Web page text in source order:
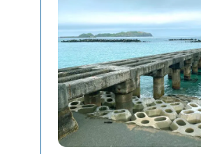
新島村博物館は、新島の
化を深く知ることができ
す。観光の前に立ち寄る
在がより充実したものに
コーガ石のアーチ：新島
で造られたアーチが特徴
するスポットとしても人
静かな雰囲気：周囲は自
り、静かで落ち着いた空気
ます。
アクセス：新島港から車